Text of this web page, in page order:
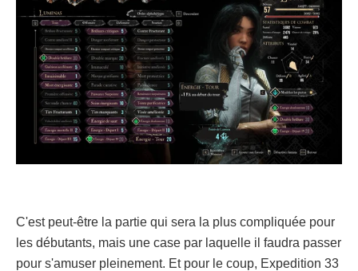
C'est peut-être la partie qui sera la plus compliquée pour
les débutants, mais une case par laquelle il faudra passer
pour s'amuser pleinement. Et pour le coup, Expedition 33